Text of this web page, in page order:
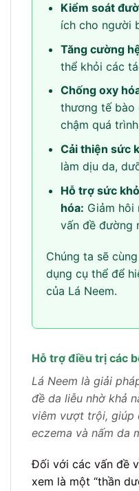
Kiểm soát
ích cho người
Tăng cường
thể khỏi các
Chống oxy
thương tế bào
chậm quá
Cải thiện sức
làm dịu da,
Hỗ trợ sức
hóa: Giảm hôi
vấn đề đường
Chúng ta sẽ
dụng cụ thể để
của Lá Neem.
Hỗ trợ điều trị các
Lá Neem là giải
đề da liễu nhờ khả
viêm vượt trội, giúp
eczema và nấm da
Đối với các vấn đề
xem là một “thần